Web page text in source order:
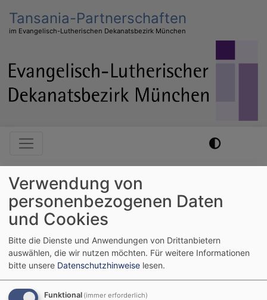
zum
Inhalt
Tansania-Partnerschaften
im Evangelisch-Lutherischen Dekanatsbezirk München
Hauptnavigation
Startseite Begegnung mit Gästen in München-Süd
Begegnung mit
Gästen in München-
Süd
Verwendung von
personenbezogenen Daten
und Cookies
Bitte die Dienste und Anwendungen von Drittanbietern
auswählen, die wir nutzen möchten. Für weitere Informationen
bitte unsere Datenschutzhinweise lesen.
Funktional (immer erforderlich)